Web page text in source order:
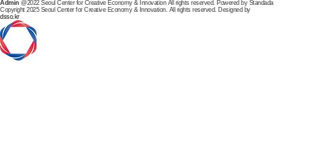
Admin @2022 Seoul Center for Creative Economy & Innovation All rights reserved. Powered by Standada
Copyright 2025 Seoul Center for Creative Economy & Innovation. All rights reserved. Designed by
dsso.kr